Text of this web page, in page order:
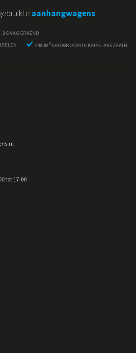
aanhangwagens
BOVAG ERKEND
2480M 2SHOWROOM IN KAPEL-AVEZAATH
tot 17:00